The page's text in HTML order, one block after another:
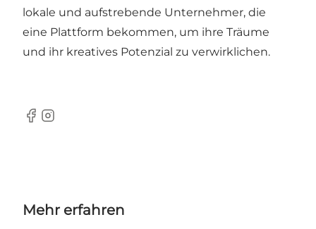
lokale und aufstrebende Unternehmer, die
eine Plattform bekommen, um ihre Träume
und ihr kreatives Potenzial zu verwirklichen.
Facebook
Instagram
Mehr erfahren